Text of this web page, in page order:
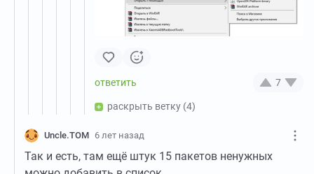
7
раскрыть ветку (4)
Uncle.TOM 6 лет назад
Так и есть, там ещё штук 15 пакетов ненужных